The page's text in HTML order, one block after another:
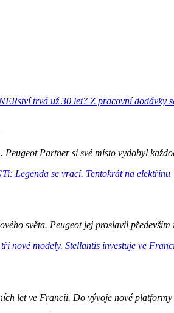
Partner si své místo vydobyl
světa. Peugeot jej proslavil
let ve Francii. Do vývoje nové